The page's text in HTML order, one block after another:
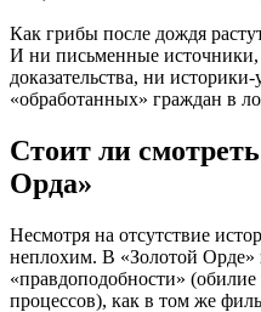
Как грибы после дождя
И ни письменные источники,
доказательства, ни
«обработанных» граждан в
Стоит ли
Орда»
Несмотря на отсутствие
неплохим. В «Золотой Орде»
«правдоподобности»
процессов), как в том же